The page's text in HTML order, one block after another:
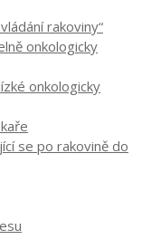
rakoviny“
onkologicky
onkologicky
se po rakovině do